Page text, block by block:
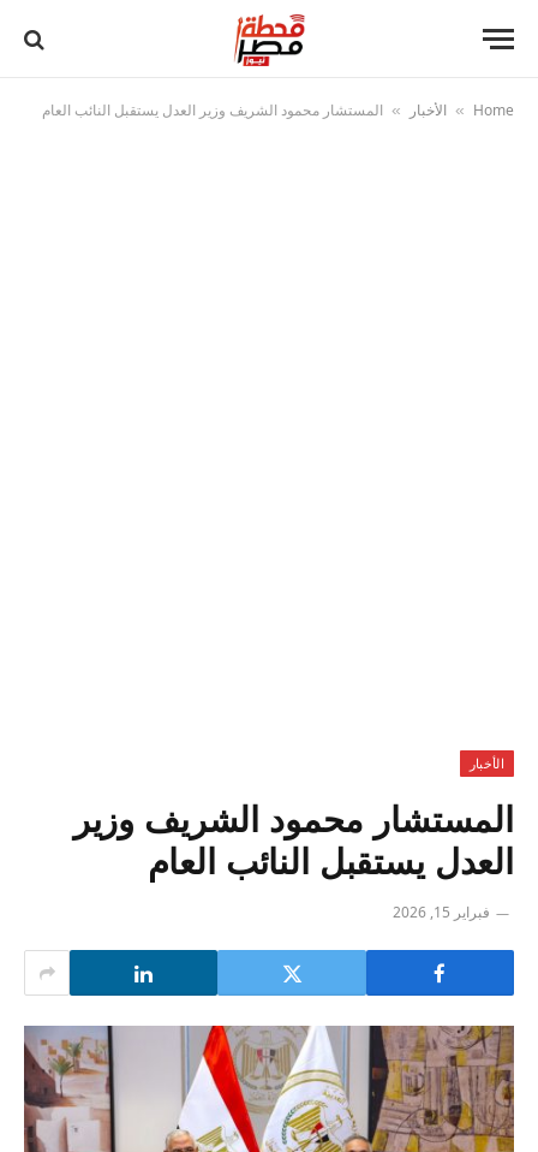
Home
» الأخبار » المستشار محمود الشريف وزير العدل يستقبل النائب العام
الأخبار
المستشار محمود الشريف وزير
العدل يستقبل النائب العام
فبراير 15, 2026